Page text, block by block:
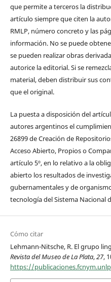
que permite a terceros la
artículo siempre que citen la
RMLP, número concreto y las
información. No se puede
se pueden realizar obras
autorice la editorial. Si se
material, deben distribuir sus
que el original.
La puesta a disposición del
autores argentinos el
26899 de Creación de
Acceso Abierto, Propios o
artículo 5º, en lo relativo a la
abierto los resultados de
gubernamentales y de
tecnología del Sistema Nacional
Cómo citar
Lehmann-Nitsche, R. El grupo
Revista del Museo de La Plata,27,
https://